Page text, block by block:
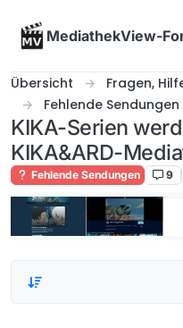
MediathekView-
Übersicht
Fragen,
Fehlende Sendungen
KIKA-Serien
KIKA&ARD-
Fehlende Sendungen 9